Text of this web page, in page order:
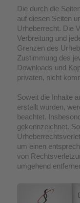
Die durch die
auf diesen Seiten
Urheberrecht. Die
Verbreitung und
Grenzen des
Zustimmung des
Downloads und
privaten, nicht
Soweit die Inhalte
erstellt wurden,
beachtet.
gekennzeichnet.
um einen
von
umgehend